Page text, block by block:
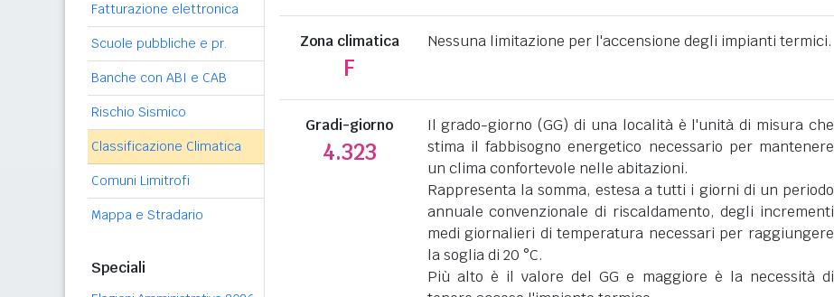
Fatturazione elettronica
Scuole pubbliche e pr.
Banche con ABI e CAB
Rischio Sismico
Classificazione Climatica
Comuni Limitrofi
Mappa e Stradario
Speciali
Zona climatica
F
Nessuna limitazione per l'accensione degli impianti termici.
Gradi-giorno
4.323
Il grado-giorno (GG) di una località è l'unità di misura che
stima il fabbisogno energetico necessario per mantenere
un clima confortevole nelle abitazioni.
Rappresenta la somma, estesa a tutti i giorni di un periodo
annuale convenzionale di riscaldamento, degli incrementi
medi giornalieri di temperatura necessari per raggiungere
la soglia di 20 °C.
Più alto è il valore del GG e maggiore è la necessità di